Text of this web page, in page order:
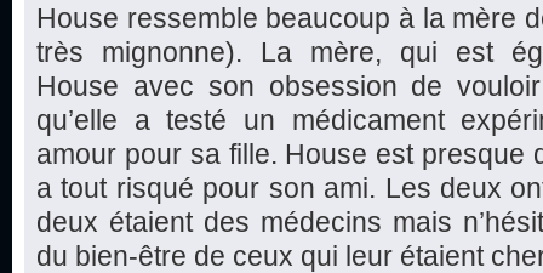
House ressemble beaucoup à la mère
très mignonne). La mère, qui est
House avec son obsession de
qu’elle a testé un médicament
amour pour sa fille. House est presque
a tout risqué pour son ami. Les deux
deux étaient des médecins mais
du bien-être de ceux qui leur étaient